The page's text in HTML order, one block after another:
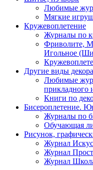
Любимые
Мягкие
Кружевоплетение
Журналы по
Фриволите,
Игольное
Другие виды
Любимые
прикладного
Книги по
Бисероплетение.
Журналы по
Обучающая
Рисунок,
Журнал
Журнал
Журнал